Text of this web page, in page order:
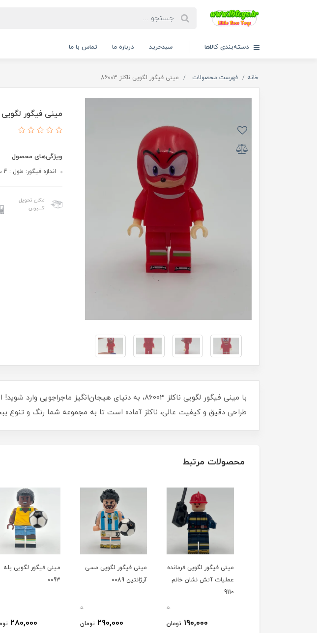
دسته‌بندی کالاها سبدخرید درباره ما تماس با ما
خانه فهرست محصولات مینی فیگور لگویی ناکلز 86003
مینی فیگور لگویی
ویژگی‌های محصول
اندازه فیگور: طول : 4 سانتی متر
امکان تحویل
اکسپرس
با مینی فیگور لگویی ناکلز 86003، به دنیای
طراحی دقیق و کیفیت عالی، ناکلز آماده است تا به مجموعه شما رنگ و تنوع
محصولات مرتبط
مینی فیگور لگویی فرمانده
عملیات آتش نشان خانم
9110
190,000 تومان
مینی فیگور لگویی مسی
آرژانتین 0089
290,000 تومان
مینی فیگور لگویی پله
0093
280,000